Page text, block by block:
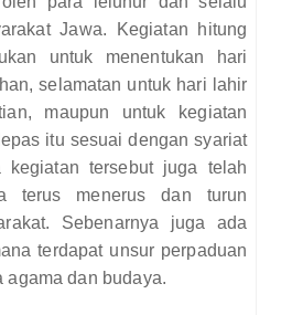
Jawa. Kegiatan hitung
untuk menentukan hari
selamatan untuk hari lahir
maupun untuk kegiatan
itu sesuai dengan syariat
kegiatan tersebut juga telah
terus menerus dan turun
Sebenarnya juga ada
terdapat unsur perpaduan
agama dan budaya.